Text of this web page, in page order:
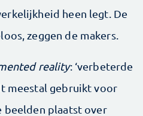
heen legt. De
zeggen de makers.
reality: ‘verbeterde
meestal gebruikt voor
plaatst over